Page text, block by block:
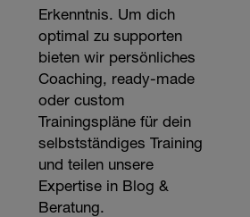
Erkenntnis. Um dich
optimal zu supporten
bieten wir persönliches
Coaching, ready-made
oder custom
Trainingspläne für dein
selbstständiges Training
und teilen unsere
Expertise in Blog &
Beratung.